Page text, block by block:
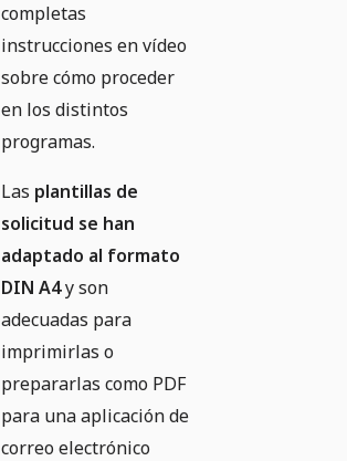
completas
instrucciones en vídeo
sobre cómo proceder
en los distintos
programas.
Las plantillas de
solicitud se han
adaptado al formato
DIN A4y son
adecuadas para
imprimirlas o
prepararlas como PDF
para una aplicación de
correo electrónico